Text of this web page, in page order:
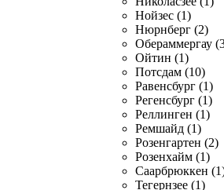
Нойзес (1)
Нюрнберг (2)
Обераммергау
Ойтин (1)
Потсдам (10)
Равенсбург (1)
Регенсбург (1)
Реллинген (1)
Ремшайд (1)
Розенгартен (2)
Розенхайм (1)
Саарбрюккен
Тегернзее (1)